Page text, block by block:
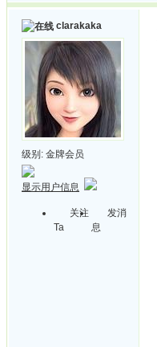
clarakaka
级别: 金牌会员
显示用户信息
关注
Ta
发消
息